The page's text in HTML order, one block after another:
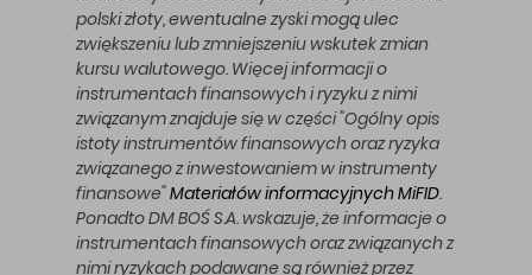
polski złoty, ewentualne zyski mogą ulec
zwiększeniu lub zmniejszeniu wskutek zmian
kursu walutowego. Więcej informacji o
instrumentach finansowych i ryzyku z nimi
związanym znajduje się w części "Ogólny opis
istoty instrumentów finansowych oraz ryzyka
związanego z inwestowaniem w instrumenty
finansowe"Materiałów informacyjnych MiFID.
Ponadto DM BOŚ S.A. wskazuje, że informacje o
instrumentach finansowych oraz związanych z
nimi ryzykach podawane są również przez